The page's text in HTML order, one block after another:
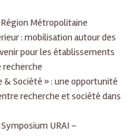
Métropolitaine
: mobilisation autour des
pour les établissements
recherche
& Société » : une opportunité
recherche et société dans
Symposium URAI –